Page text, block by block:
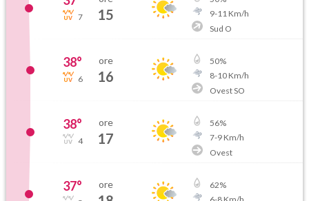
7 15
9-11Km/h
Sud O
38°
6
ore
16
50%
8-10Km/h
Ovest SO
38°
4
ore
17
56%
7-9Km/h
Ovest
37° ore 62%